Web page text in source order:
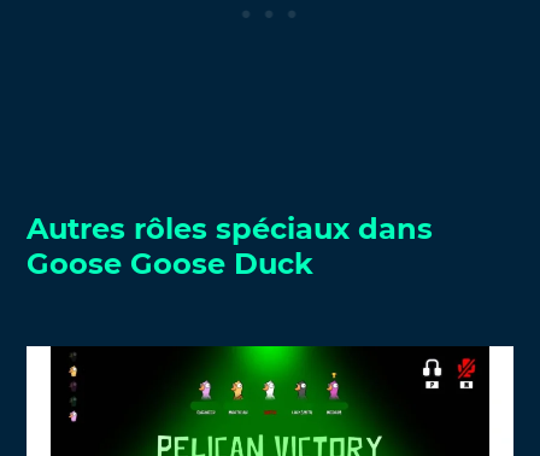
Autres rôles spéciaux dans
Goose Goose Duck